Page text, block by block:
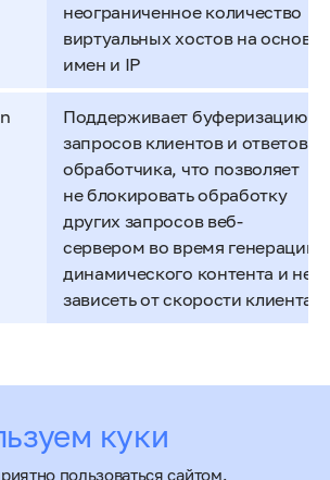
неограниченное количество
виртуальных хостов на основе
имен и IP
Поддерживает буферизацию
запросов клиентов и ответов
обработчика, что позволяет
не блокировать обработку
других запросов веб-
сервером во время генерации
динамического контента и не
зависеть от скорости клиента
куки
пользоваться сайтом.